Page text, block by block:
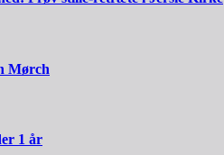
Mørch
1 år